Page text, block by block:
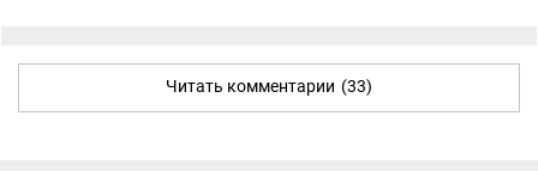
Читать комментарии (33)